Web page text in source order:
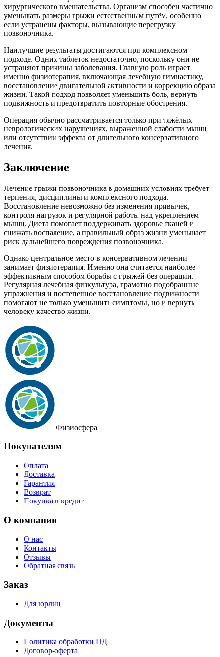
хирургического вмешательства. Организм способен частично
уменьшать размеры грыжи естественным путём, особенно
если устранены факторы, вызывающие перегрузку
позвоночника.
Наилучшие результаты достигаются при комплексном
подходе. Одних таблеток недостаточно, поскольку они не
устраняют причины заболевания. Главную роль играет
именно физиотерапия, включающая лечебную гимнастику,
восстановление двигательной активности и коррекцию образа
жизни. Такой подход позволяет уменьшить боль, вернуть
подвижность и предотвратить повторные обострения.
Операция обычно рассматривается только при тяжёлых
неврологических нарушениях, выраженной слабости мышц
или отсутствии эффекта от длительного консервативного
лечения.
Заключение
Лечение грыжи позвоночника в домашних условиях требует
терпения, дисциплины и комплексного подхода.
Восстановление невозможно без изменения привычек,
контроля нагрузок и регулярной работы над укреплением
мышц. Диета помогает поддерживать здоровье тканей и
снижать воспаление, а правильный образ жизни уменьшает
риск дальнейшего повреждения позвоночника.
Однако центральное место в консервативном лечении
занимает физиотерапия. Именно она считается наиболее
эффективным способом борьбы с грыжей без операции.
Регулярная лечебная физкультура, грамотно подобранные
упражнения и постепенное восстановление подвижности
помогают не только уменьшить симптомы, но и вернуть
человеку качество жизни.
Физиосфера
Покупателям
Оплата
Доставка
Гарантия
Возврат
Покупка в кредит
О компании
О нас
Контакты
Отзывы
Обратная связь
Заказ
Для юрлиц
Документы
Политика обработки ПД
Договор-оферта